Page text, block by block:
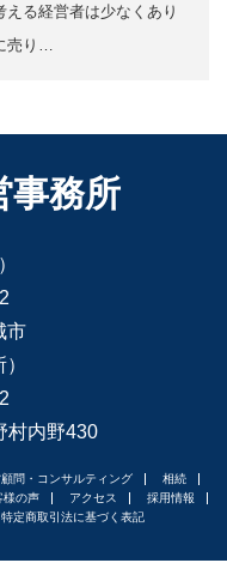
える経営者は少なくあり
売り…
事務所
市
村内野430
問・コンサルティング
相続
様の声 アクセス
採用情報
特定商取引法に基づく表記